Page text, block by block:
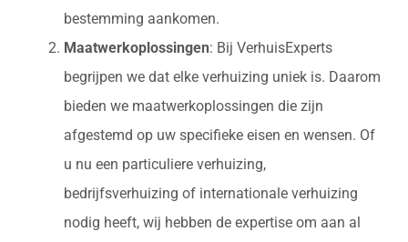
bestemming aankomen.
Maatwerkoplossingen: Bij VerhuisExperts
begrijpen we dat elke verhuizing uniek is. Daarom
bieden we maatwerkoplossingen die zijn
afgestemd op uw specifieke eisen en wensen. Of
u nu een particuliere verhuizing,
bedrijfsverhuizing of internationale verhuizing
nodig heeft, wij hebben de expertise om aan al